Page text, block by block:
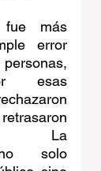
fue más
error
esas
La
no solo